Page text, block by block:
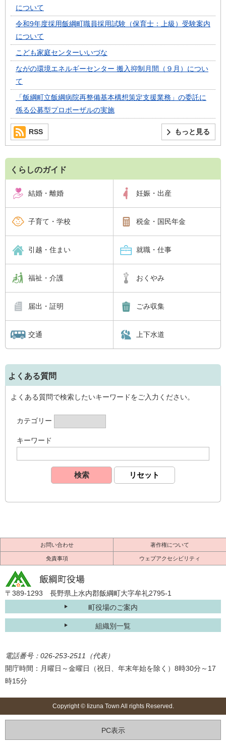
について
令和9年度採用飯綱町職員採用試験（保育士：上級）受験案内
について
こども家庭センターいいづな
ながの環境エネルギーセンター 搬入抑制月間（９月）につい
て
「飯綱町立飯綱病院再整備基本構想策定支援業務」の委託に
係る公募型プロポーザルの実施
もっと見る
RSS
くらしのガイド
結婚・離婚 妊娠・出産
子育て・学校 税金・国民年金
引越・住まい 就職・仕事
福祉・介護 おくやみ
届出・証明 ごみ収集
交通 上下水道
よくある質問
よくある質問で検索したいキーワードをご入力ください。
カテゴリー
キーワード
お問い合わせ 著作権について
免責事項 ウェブアクセシビリティ
〒389-1293 長野県上水内郡飯綱町大字牟礼2795-1
町役場のご案内
組織別一覧
電話番号：026-253-2511（代表）
開庁時間：月曜日～金曜日（祝日、年末年始を除く）8時30分～17
時15分
Copyright © Iizuna Town All rights Reserved.
PC表示